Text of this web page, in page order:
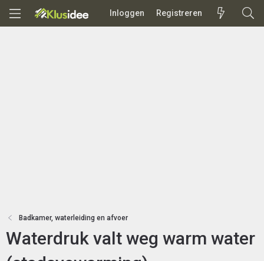
Inloggen Registreren
Badkamer, waterleiding en afvoer
Waterdruk valt weg warm water